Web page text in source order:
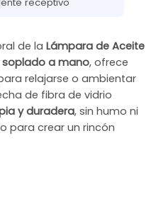
de la Lámpara de Aceite
soplado a mano, ofrece
relajarse o ambientar
de fibra de vidrio
y duradera, sin humo ni
para crear un rincón